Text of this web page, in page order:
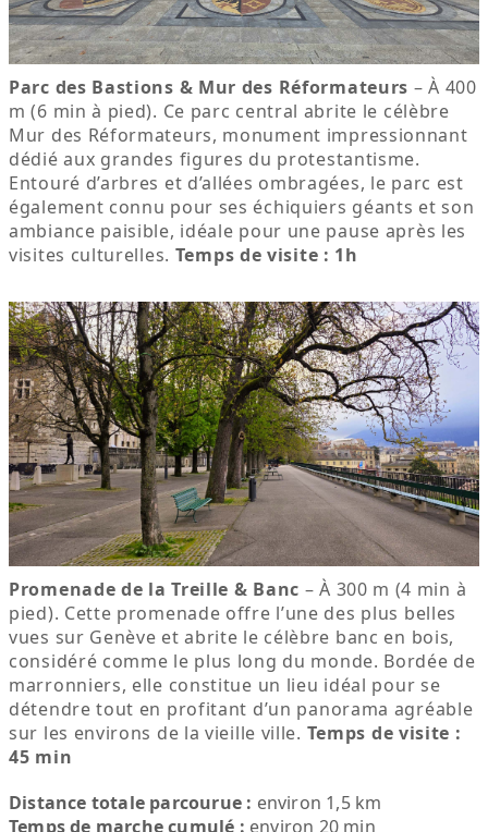
Parc des Bastions & Mur des Réformateurs – À 400
m (6 min à pied). Ce parc central abrite le célèbre
Mur des Réformateurs, monument impressionnant
dédié aux grandes figures du protestantisme.
Entouré d’arbres et d’allées ombragées, le parc est
également connu pour ses échiquiers géants et son
ambiance paisible, idéale pour une pause après les
visites culturelles. Temps de visite : 1h
Promenade de la Treille & Banc – À 300 m (4 min à
pied). Cette promenade offre l’une des plus belles
vues sur Genève et abrite le célèbre banc en bois,
considéré comme le plus long du monde. Bordée de
marronniers, elle constitue un lieu idéal pour se
détendre tout en profitant d’un panorama agréable
sur les environs de la vieille ville. Temps de visite :
45 min
Distance totale parcourue : environ 1,5 km
Temps de marche cumulé : environ 20 min